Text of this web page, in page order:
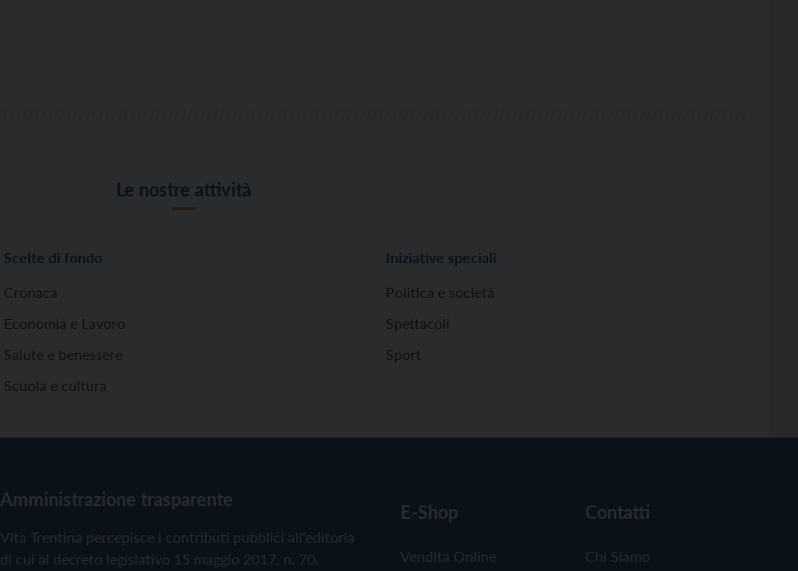
Le nostre attività
Scelte di fondo
Cronaca
Economia e Lavoro
Salute e benessere
Scuola e cultura
Iniziative speciali
Politica e società
Spettacoli
Sport
Amministrazione trasparente
Vita Trentina percepisce i contributi pubblici all'editoria
di cui al decreto legislativo 15 maggio 2017, n. 70.
E-Shop
Vendita Online
Contatti
Chi Siamo